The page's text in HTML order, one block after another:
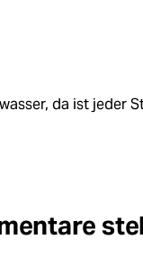
da ist jeder